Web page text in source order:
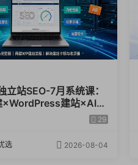
立站SEO-7月系统课：
×WordPress建站×AI内
站内外优化×Search Co29
选 2026-08-04